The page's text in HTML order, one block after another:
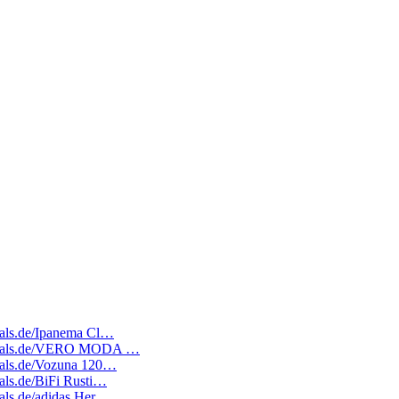
Ipanema Cl…
VERO MODA …
Vozuna 120…
BiFi Rusti…